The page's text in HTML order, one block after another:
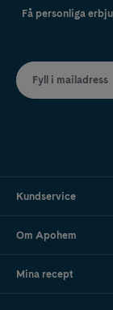
Få personliga
Fyll i mailadress
Kundservice
Om Apohem
Mina recept